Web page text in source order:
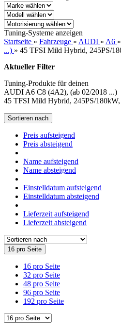
Tuning-Systeme anzeigen
Startseite » Fahrzeuge » AUDI » A6 »
...) » 45 TFSI Mild Hybrid, 245PS/
Aktueller Filter
Tuning-Produkte für deinen
AUDI A6 C8 (4A2), (ab 02/2018 ...)
45 TFSI Mild Hybrid, 245PS/180kW,
Sortieren nach
Preis aufsteigend
Preis absteigend
Name aufsteigend
Name absteigend
Einstelldatum aufsteigend
Einstelldatum absteigend
Lieferzeit aufsteigend
Lieferzeit absteigend
16 pro Seite
16 pro Seite
32 pro Seite
48 pro Seite
96 pro Seite
192 pro Seite